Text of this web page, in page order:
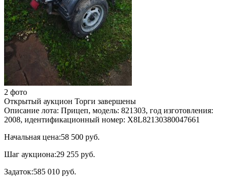
2 фото
Открытый аукцион Торги завершены
Описание лота: Прицеп, модель: 821303, год изготовления:
2008, идентификационный номер: X8L82130380047661
Начальная цена:58 500 руб.
Шаг аукциона:29 255 руб.
Задаток:585 010 руб.